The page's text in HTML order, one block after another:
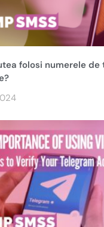
folosi numerele de